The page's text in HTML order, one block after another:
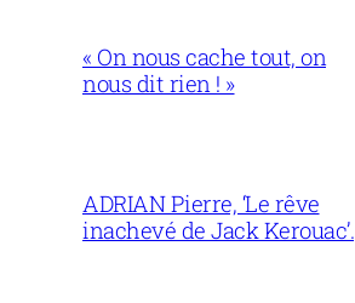
« On nous cache tout, on
nous dit rien ! »
ADRIAN Pierre, ‘Le rêve
inachevé de Jack Kerouac’.